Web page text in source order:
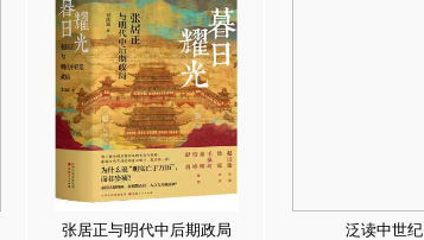
张居正与明代中后期政局 泛读中世纪